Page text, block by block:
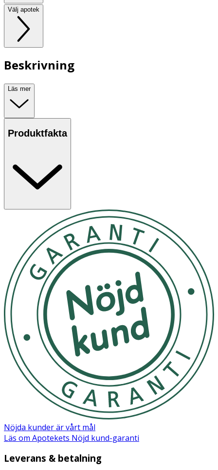
Välj apotek
Beskrivning
Läs mer
Produktfakta
Nöjda kunder är vårt mål
Läs om Apotekets Nöjd kund-garanti
Leverans & betalning